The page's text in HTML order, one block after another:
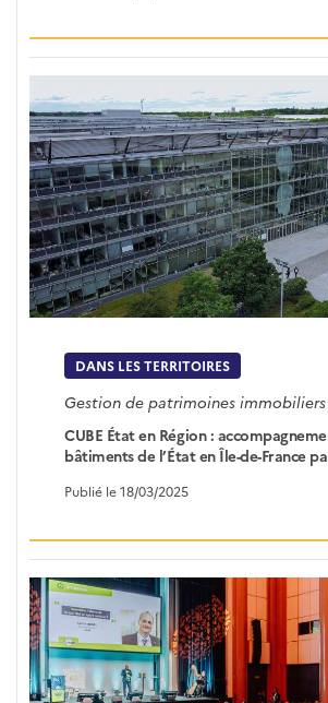
DANS LES TERRITOIRES
Gestion de patrimoines immobiliers
CUBE État en Région :
bâtiments de l’État en Île-de-France
Publié le 18/03/2025